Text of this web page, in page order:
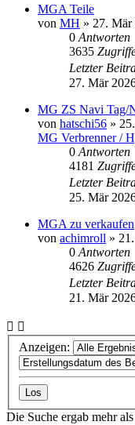
MGA Teile
von MH » 27. Mär
0 Antworten
3635
Letzter
27. Mär
MG ZS Navi Tag/
von hatschi56 »
MG Verbrenner /
0 Antworten
4181
Letzter
25. Mär
MGA zu verkaufen
von achimroll »
0 Antworten
4626
Letzter
21. Mär
Anzeigen:
Die Suche ergab mehr